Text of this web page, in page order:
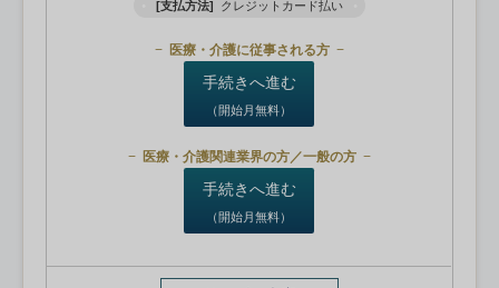
[支払方法] クレジットカード払い
医療・介護に従事される方
手続きへ進む
（開始月無料）
医療・介護関連業界の方／一般の方
手続きへ進む
（開始月無料）